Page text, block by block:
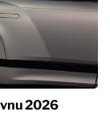
2026